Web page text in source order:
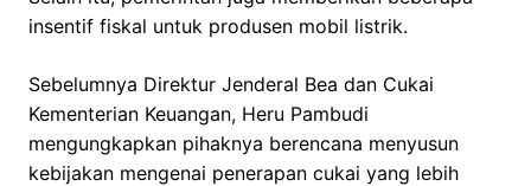
insentif fiskal untuk produsen mobil listrik.
Sebelumnya Direktur Jenderal Bea dan Cukai
Kementerian Keuangan, Heru Pambudi
mengungkapkan pihaknya berencana menyusun
kebijakan mengenai penerapan cukai yang lebih